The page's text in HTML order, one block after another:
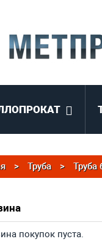
> Труба > Труба
покупок пуста.